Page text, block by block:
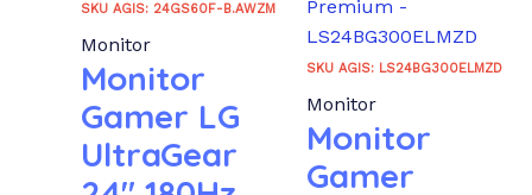
SKU AGIS: 24GS60F-B.AWZM
Monitor
Monitor
Gamer LG
UltraGear
SKU AGIS: LS24BG300ELMZD
Monitor
Monitor
Gamer